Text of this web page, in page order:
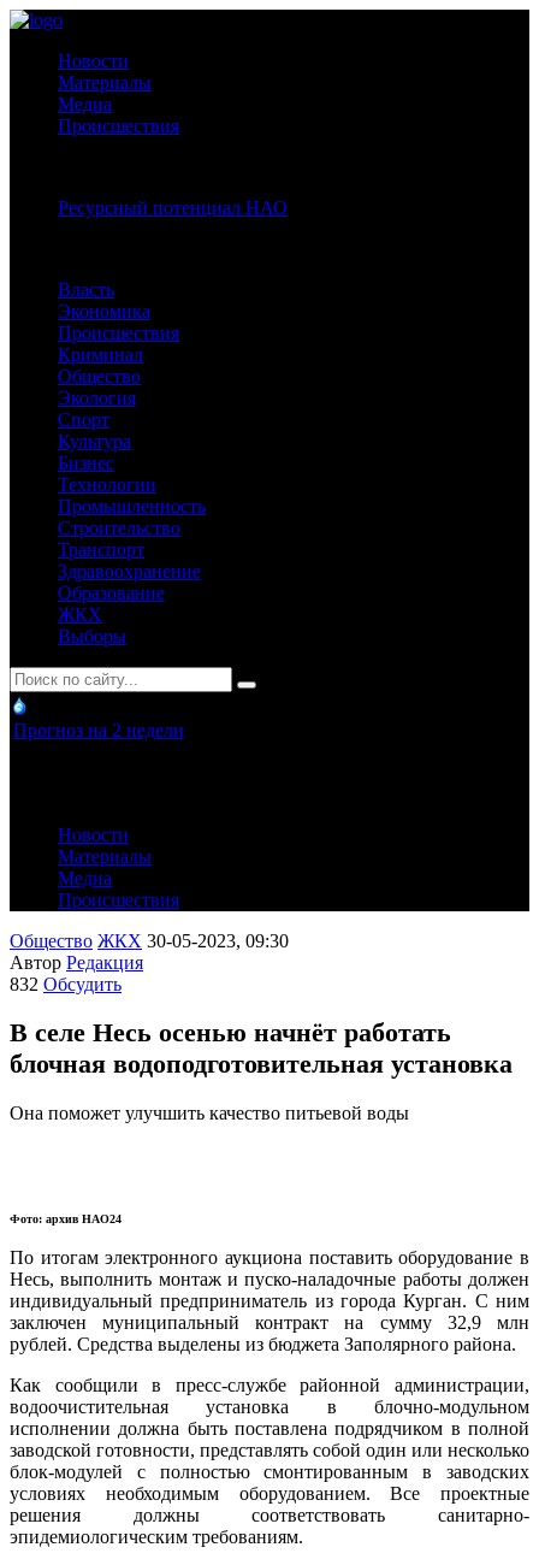
Новости
Материалы
Медиа
Происшествия
Ресурсный потенциал НАО
Власть
Экономика
Происшествия
Криминал
Общество
Экология
Спорт
Культура
Бизнес
Технологии
Промышленность
Строительство
Транспорт
Здравоохранение
Образование
ЖКХ
Выборы
Прогноз на 2 недели
Новости
Материалы
Медиа
Происшествия
Общество ЖКХ 30-05-2023, 09:30
Автор Редакция
832 Обсудить
В селе Несь осенью начнёт работать
блочная водоподготовительная установка
Она поможет улучшить качество питьевой воды
Фото: архив НАО24
По итогам электронного аукциона поставить оборудование в
Несь, выполнить монтаж и пуско-наладочные работы должен
индивидуальный предприниматель из города Курган. С ним
заключен муниципальный контракт на сумму 32,9 млн
рублей. Средства выделены из бюджета Заполярного района.
Как сообщили в пресс-службе районной администрации,
водоочистительная установка в блочно-модульном
исполнении должна быть поставлена подрядчиком в полной
заводской готовности, представлять собой один или несколько
блок-модулей с полностью смонтированным в заводских
условиях необходимым оборудованием. Все проектные
решения должны соответствовать санитарно-
эпидемиологическим требованиям.